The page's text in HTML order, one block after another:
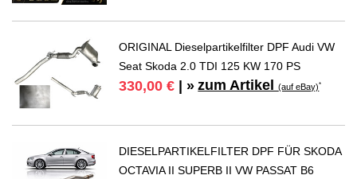
ORIGINAL Dieselpartikelfilter DPF Audi VW
Seat Skoda 2.0 TDI 125 KW 170 PS
330,00 € | » zum Artikel(auf eBay)*
DIESELPARTIKELFILTER DPF FÜR SKODA
OCTAVIA II SUPERB II VW PASSAT B6